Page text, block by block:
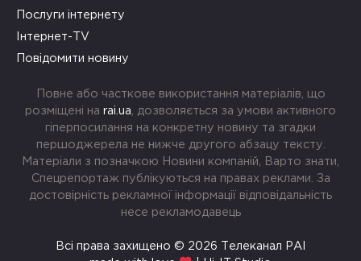
Послуги інтернету
Інтернет-TV
Повідомити новину
Повне або часткове використання матеріалів, що
розміщені на rai.ua , дозволяється за умови активного
гіперпосилання на конкретну новину та згадки
першоджерела не нижче другого абзацу тексту.
Матеріали з позначкою Новини компаній, Варто знати,
Спецрепортаж публікуються на правах реклами. За
достовірність рекламної інформації відповідальність
несе рекламодавець
Всі права захищено © 2026 Телеканал РАІ